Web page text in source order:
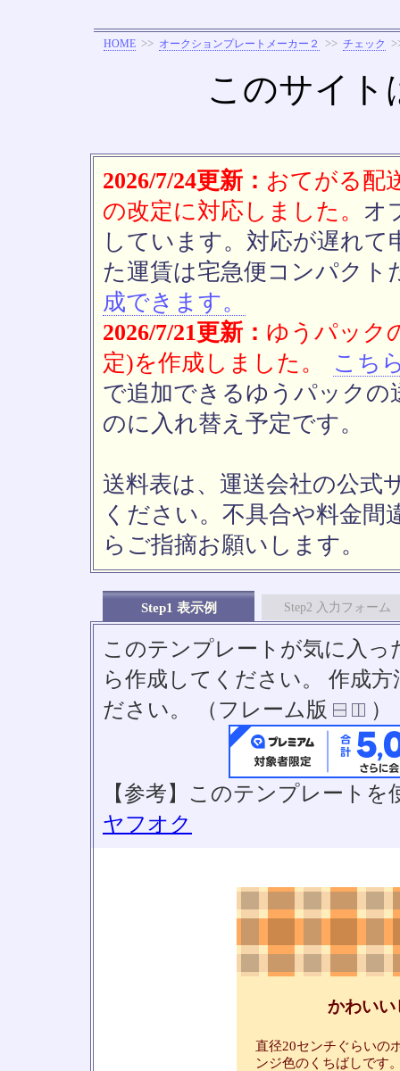
HOME >> オークションプレートメーカー２ >> チェック
このサイト
2026/7/24更新： おてがる配
の改定に対応しました。 オ
しています。対応が遅れ
た運賃は宅急便コンパクト
成できます。
2026/7/21更新： ゆうパック
定)を作成しました。
こち
で追加できるゆうパックの
のに入れ替え予定です。
送料表は、運送会社の公式
ください。不具合や料金間
らご指摘お願いします。
Step1 表示例 Step2 入力フォーム
このテンプレートが気に入っ
ら作成してください。 作成
ださい。 （フレーム版
）
【参考】このテンプレート
ヤフオク
かわいい
直径20センチぐらいの
ンジ色のくちばしです